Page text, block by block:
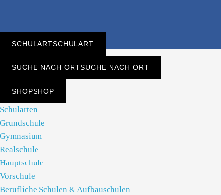
SCHULARTSCHULART
SUCHE NACH ORTSUCHE NACH ORT
SHOPSHOP
Schularten
Grundschule
Gymnasium
Realschule
Hauptschule
Vorschule
Berufliche Schulen & Aufbauschulen